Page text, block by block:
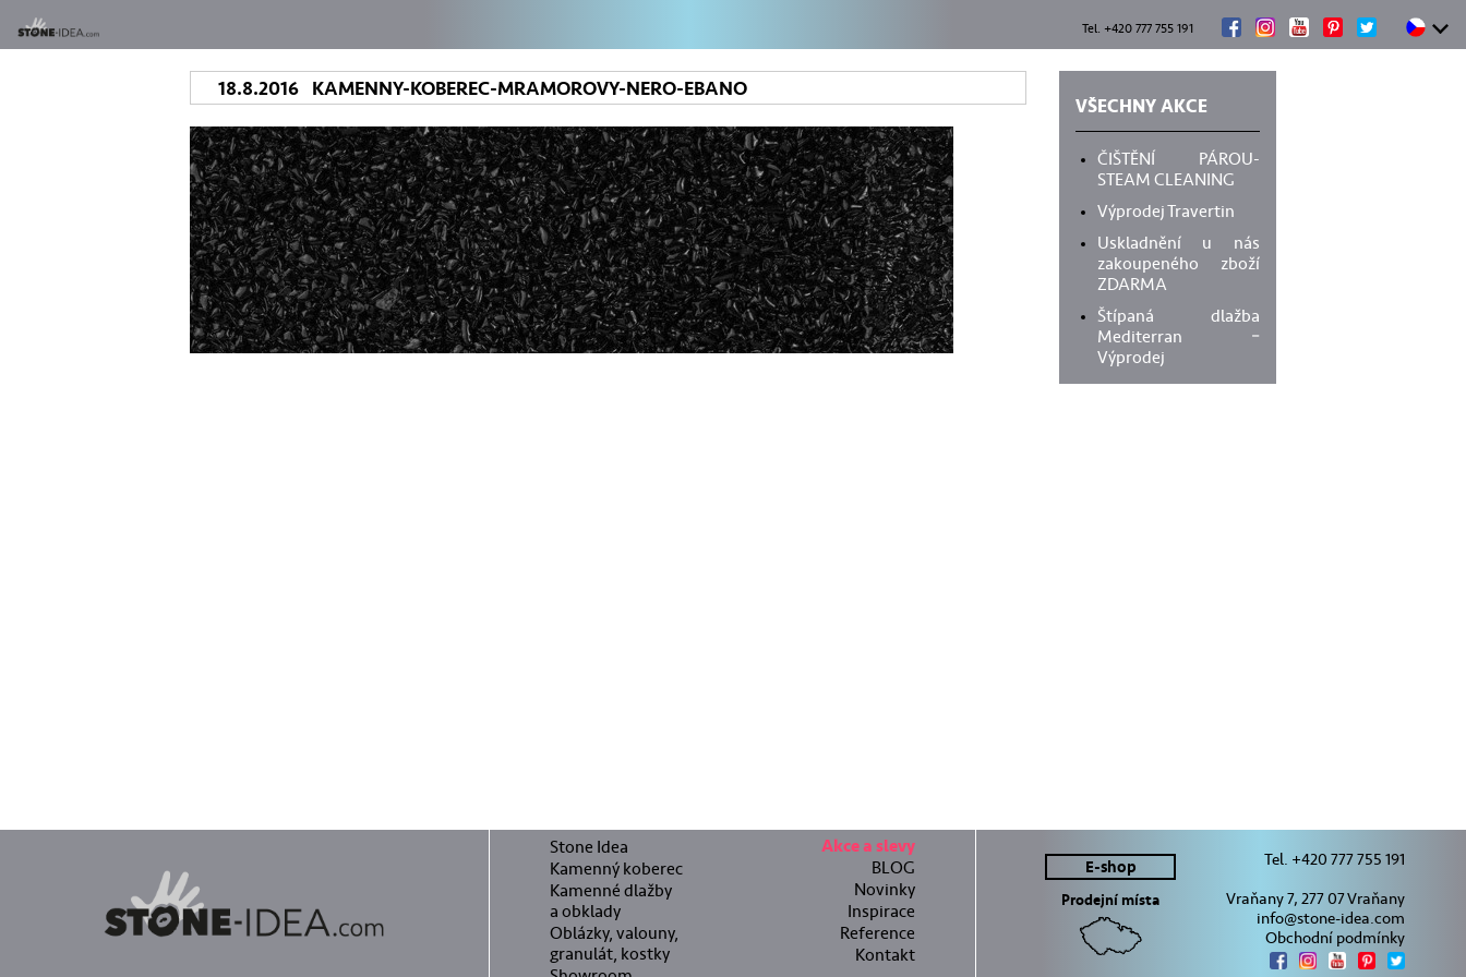
Tel. +420 777 755 191
VŠECHNY AKCE
ČIŠTĚNÍ PÁROU-
STEAM CLEANING
Výprodej Travertin
Uskladnění u nás
zakoupeného zboží
ZDARMA
Štípaná dlažba
Mediterran –
Výprodej
18.8.2016 KAMENNY-KOBEREC-MRAMOROVY-NERO-EBANO
Stone Idea
Kamenný koberec
Kamenné dlažby
a obklady
Oblázky, valouny,
granulát, kostky
Akce a slevy
BLOG
Novinky
Inspirace
Reference
Kontakt
E-shop
Prodejní místa
Tel. +420 777 755 191
Vraňany 7, 277 07 Vraňany
info@stone-idea.com
Obchodní podmínky